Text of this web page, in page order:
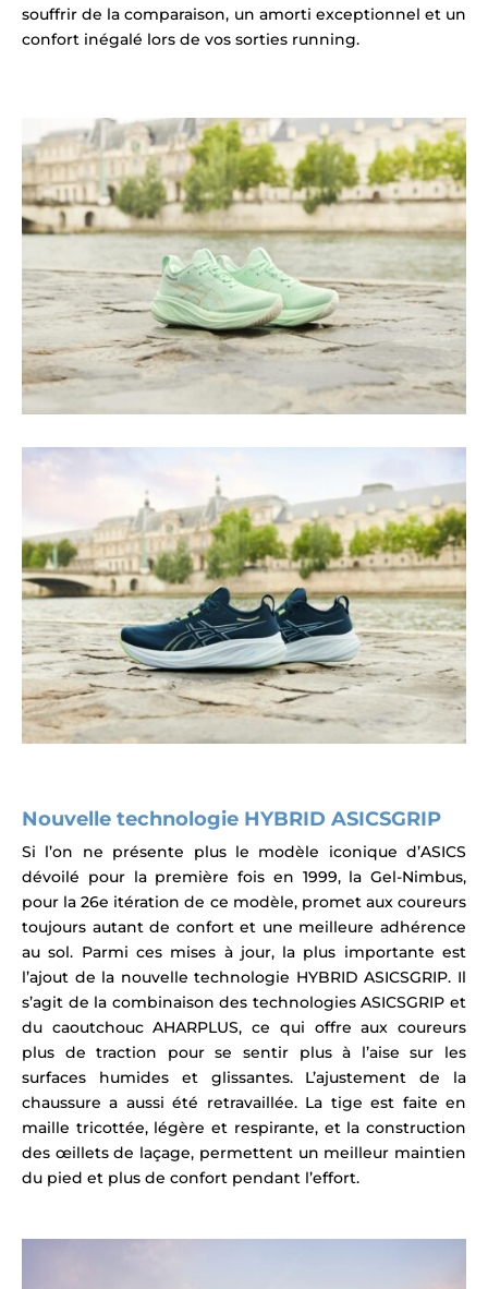
souffrir de la comparaison, un amorti exceptionnel et un
confort inégalé lors de vos sorties running.
Nouvelle technologie HYBRID ASICSGRIP
Si l’on ne présente plus le modèle iconique d’ASICS
dévoilé pour la première fois en 1999, la Gel-Nimbus,
pour la 26e itération de ce modèle, promet aux coureurs
toujours autant de confort et une meilleure adhérence
au sol. Parmi ces mises à jour, la plus importante est
l’ajout de la nouvelle technologie HYBRID ASICSGRIP. Il
s’agit de la combinaison des technologies ASICSGRIP et
du caoutchouc AHARPLUS, ce qui offre aux coureurs
plus de traction pour se sentir plus à l’aise sur les
surfaces humides et glissantes. L’ajustement de la
chaussure a aussi été retravaillée. La tige est faite en
maille tricottée, légère et respirante, et la construction
des œillets de laçage, permettent un meilleur maintien
du pied et plus de confort pendant l’effort.